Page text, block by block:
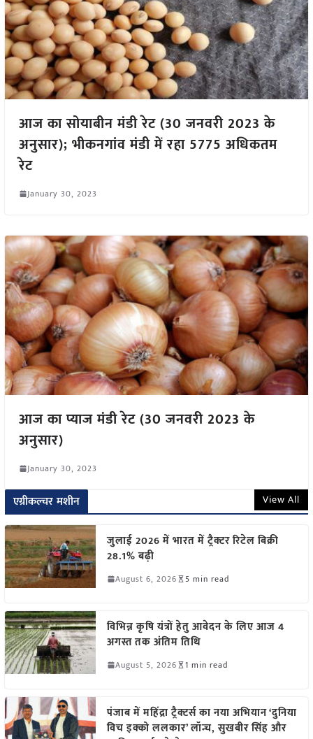
आज का सोयाबीन मंडी रेट (30 जनवरी 2023 के
अनुसार); भीकनगांव मंडी में रहा 5775 अधिकतम
रेट
January 30, 2023
आज का प्याज मंडी रेट (30 जनवरी 2023 के
अनुसार)
January 30, 2023
एग्रीकल्चर मशीन View All
जुलाई 2026 में भारत में ट्रैक्टर रिटेल बिक्री
28.1% बढ़ी
August 6, 2026 5 min read
विभिन्न कृषि यंत्रों हेतु आवेदन के लिए आज 4
अगस्त तक अंतिम तिथि
August 5, 2026 1 min read
पंजाब में महिंद्रा ट्रैक्टर्स का नया अभियान ‘दुनिया
विच इक्को ललकार’ लॉन्च, सुखबीर सिंह और